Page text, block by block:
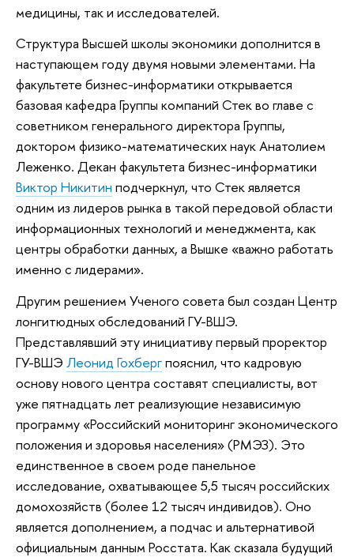
медицины, так и исследователей.
Структура Высшей школы экономики дополнится в
наступающем году двумя новыми элементами. На
факультете бизнес-информатики открывается
базовая кафедра Группы компаний Стек во главе с
советником генерального директора Группы,
доктором физико-математических наук Анатолием
Леженко. Декан факультета бизнес-информатики
Виктор Никитин подчеркнул, что Стек является
одним из лидеров рынка в такой передовой области
информационных технологий и менеджмента, как
центры обработки данных, а Вышке «важно работать
именно с лидерами».
Другим решением Ученого совета был создан Центр
лонгитюдных обследований ГУ-ВШЭ.
Представлявший эту инициативу первый проректор
ГУ-ВШЭ Леонид Гохбергпояснил, что кадровую
основу нового центра составят специалисты, вот
уже пятнадцать лет реализующие независимую
программу «Российский мониторинг экономического
положения и здоровья населения» (РМЭЗ). Это
единственное в своем роде панельное
исследование, охватывающее 5,5 тысяч российских
домохозяйств (более 12 тысяч индивидов). Оно
является дополнением, а подчас и альтернативой
официальным данным Росстата. Как сказала будущий